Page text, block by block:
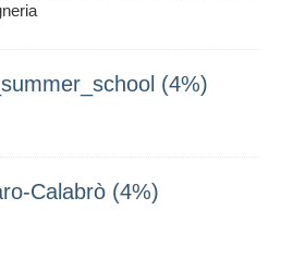
(4%)
Calabrò (4%)